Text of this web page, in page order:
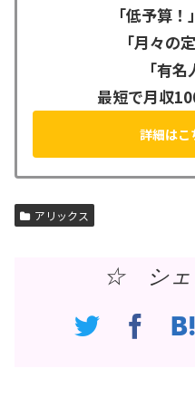
「低予算！
「月々の
「有名
最短で月収
詳細はこ
アリックス
☆ シ